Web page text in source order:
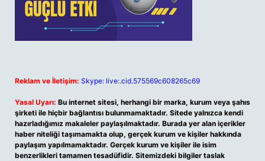
Reklam ve İletişim: Skype: live:.cid.575569c608265c69
Yasal Uyarı: Bu internet sitesi, herhangi bir marka, kurum veya şahıs
şirketi ile hiçbir bağlantısı bulunmamaktadır. Sitede yalnızca kendi
hazırladığımız makaleler paylaşılmaktadır. Burada yer alan içerikler
haber niteliği taşımamakta olup, gerçek kurum ve kişiler hakkında
paylaşım yapılmamaktadır. Gerçek kurum ve kişiler ile isim
benzerlikleri tamamen tesadüfidir. Sitemizdeki bilgiler taslak